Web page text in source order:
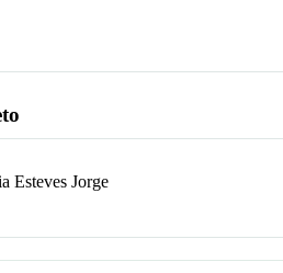
Esteves Jorge